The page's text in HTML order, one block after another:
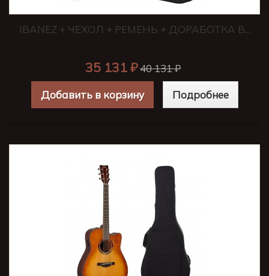
IBANEZ + ЧЕХОЛ + РЕМЕНЬ + ДОРАБОТКА В...
35 131 ₽40 131 ₽
Добавить в корзину Подробнее